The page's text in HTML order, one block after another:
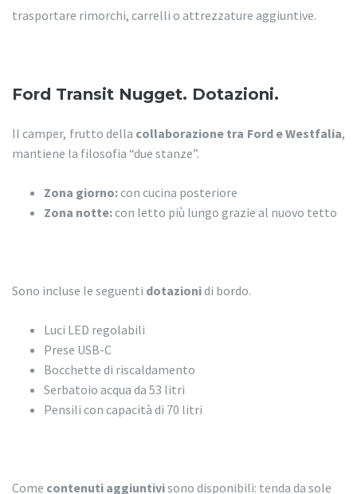
trasportare rimorchi, carrelli o attrezzature aggiuntive.
Ford Transit Nugget. Dotazioni.
Il camper, frutto della collaborazione tra Ford e Westfalia,
mantiene la filosofia “due stanze”.
Zona giorno:con cucina posteriore
Zona notte:con letto più lungo grazie al nuovo tetto
Sono incluse le seguenti dotazionidi bordo.
Luci LED regolabili
Prese USB-C
Bocchette di riscaldamento
Serbatoio acqua da 53 litri
Pensili con capacità di 70 litri
Come contenuti aggiuntivisono disponibili: tenda da sole